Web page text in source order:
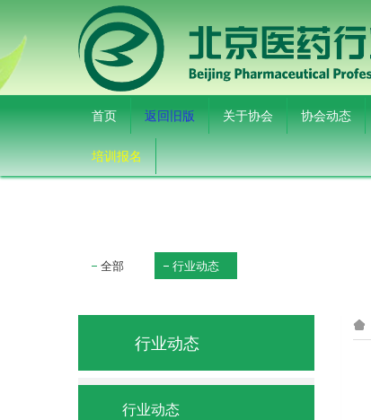
首页 返回旧版 关于协会 协会动态
培训报名
全部 行业动态
行业动态
行业动态